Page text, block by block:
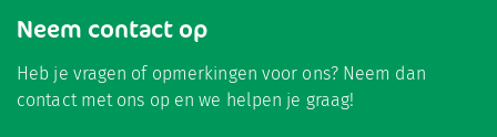
Neem contact op
Heb je vragen of opmerkingen voor ons? Neem dan
contact met ons op en we helpen je graag!